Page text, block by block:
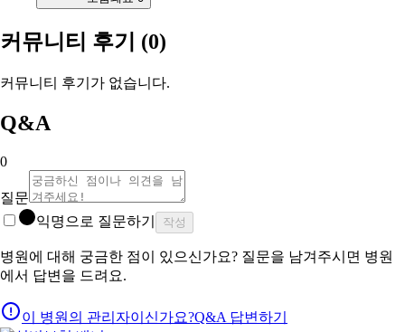
커뮤니티 후기 (0)
커뮤니티 후기가 없습니다.
Q&A
0
질문
익명으로 질문하기
작성
병원에 대해 궁금한 점이 있으신가요? 질문을 남겨주시면 병원
에서 답변을 드려요.
이 병원의 관리자이신가요?Q&A 답변하기